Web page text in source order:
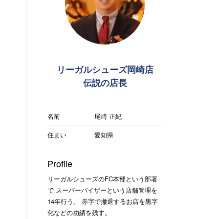
リーガルシューズ岡崎店
伝説の店長
名前
尾崎 正紀
住まい
愛知県
Profile
リーガルシューズのFC本部という部署
で スーパーバイザーという店舗管理を
14年行う。 赤字で撤退するお店を黒字
化などの功績を残す。